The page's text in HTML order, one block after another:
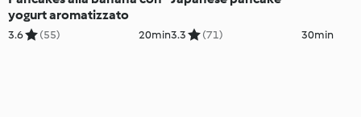
yogurt aromatizzato
3.6 (55) 20min3.3 (71) 30min